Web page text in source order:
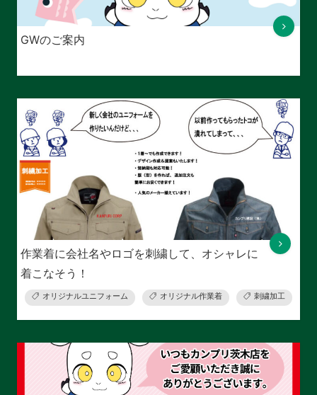
GWのご案内
作業着に会社名やロゴを刺繍して、オシャレに
着こなそう！
オリジナルユニフォーム オリジナル作業着 刺繍加工